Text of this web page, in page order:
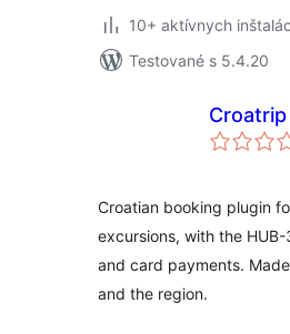
10+ aktívnych
Testované s 5.4.20
Croatian booking plugin
excursions, with the
and card payments.
and the region.